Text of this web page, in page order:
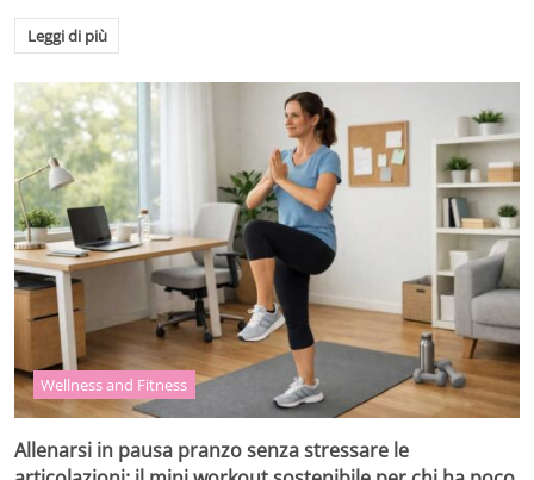
Leggi di più
Wellness and Fitness
Allenarsi in pausa pranzo senza stressare le